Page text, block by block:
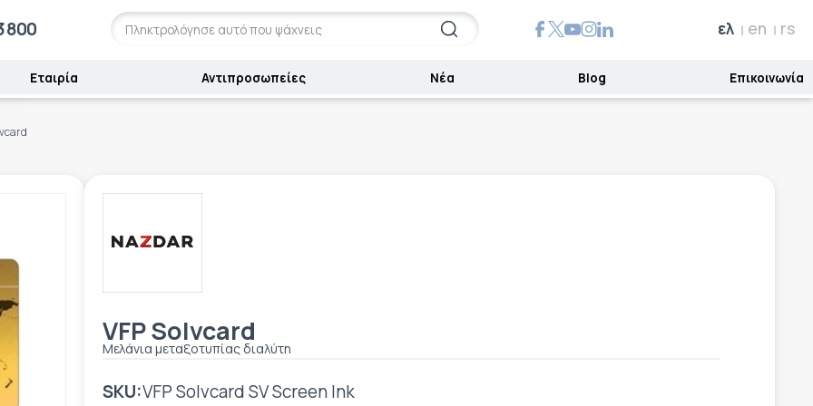
800 ελ en rs
Εταιρία Αντιπροσωπείες Νέα Blog Επικοινωνία
VFP Solvcard
Μελάνια μεταξοτυπίας διαλύτη
SKU:VFP Solvcard SV Screen Ink